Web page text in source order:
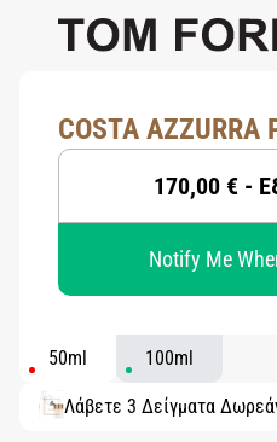
COSTA AZZURRA
170,00 € -
Notify Me
50ml 100ml
Λάβετε 3 Δείγματα